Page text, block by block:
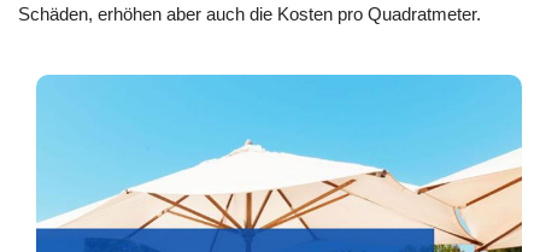
Schäden, erhöhen aber auch die Kosten pro Quadratmeter.